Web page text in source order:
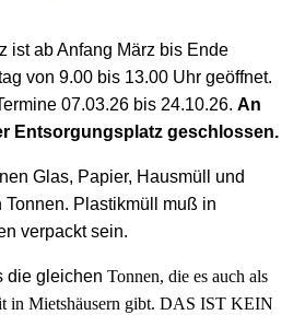
ist ab Anfang März bis Ende
von 9.00 bis 13.00 Uhr geöffnet.
07.03.26 bis 24.10.26.An
Entsorgungsplatz geschlossen.
Glas, Papier, Hausmüll und
Tonnen. Plastikmüll muß in
verpackt sein.
die gleichenTonnen, die es auch als
in Mietshäusern gibt. DAS IST KEIN